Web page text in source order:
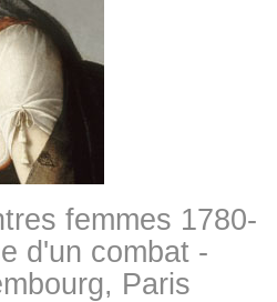
femmes 1780-
d'un combat -
Paris